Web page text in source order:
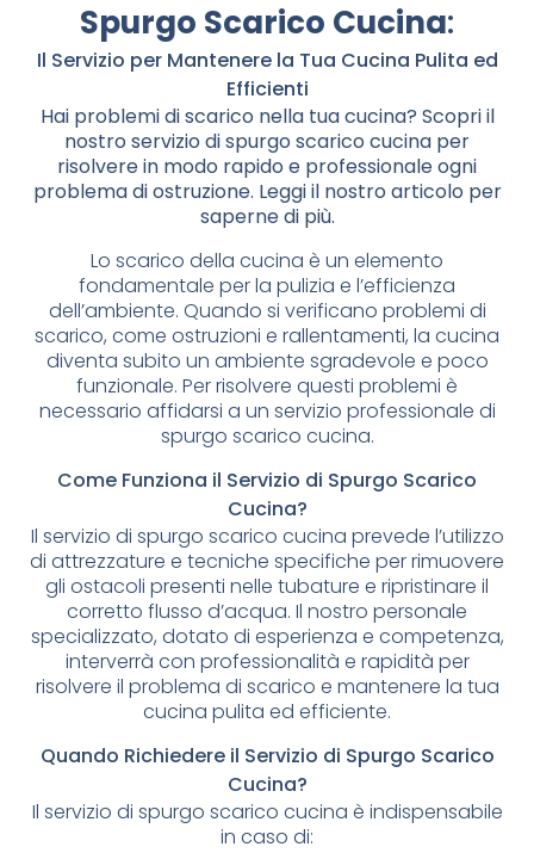
Spurgo Scarico Cucina:
Il Servizio per Mantenere la Tua Cucina Pulita ed
Efficienti
Hai problemi di scarico nella tua cucina? Scopri il
nostro servizio di spurgo scarico cucina per
risolvere in modo rapido e professionale ogni
problema di ostruzione. Leggi il nostro articolo per
saperne di più.
Lo scarico della cucina è un elemento
fondamentale per la pulizia e l’efficienza
dell’ambiente. Quando si verificano problemi di
scarico, come ostruzioni e rallentamenti, la cucina
diventa subito un ambiente sgradevole e poco
funzionale. Per risolvere questi problemi è
necessario affidarsi a un servizio professionale di
spurgo scarico cucina.
Come Funziona il Servizio di Spurgo Scarico
Cucina?
Il servizio di spurgo scarico cucina prevede l’utilizzo
di attrezzature e tecniche specifiche per rimuovere
gli ostacoli presenti nelle tubature e ripristinare il
corretto flusso d’acqua. Il nostro personale
specializzato, dotato di esperienza e competenza,
interverrà con professionalità e rapidità per
risolvere il problema di scarico e mantenere la tua
cucina pulita ed efficiente.
Quando Richiedere il Servizio di Spurgo Scarico
Cucina?
Il servizio di spurgo scarico cucina è indispensabile
in caso di: